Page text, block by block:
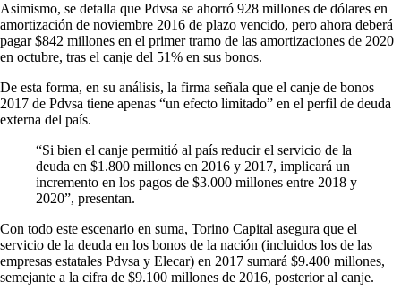
Asimismo, se detalla que Pdvsa se ahorró 928 millones de dólares en
amortización de noviembre 2016 de plazo vencido, pero ahora deberá
pagar $842 millones en el primer tramo de las amortizaciones de 2020
en octubre, tras el canje del 51% en sus bonos.
De esta forma, en su análisis, la firma señala que el canje de bonos
2017 de Pdvsa tiene apenas “un efecto limitado” en el perfil de deuda
externa del país.
“Si bien el canje permitió al país reducir el servicio de la
deuda en $1.800 millones en 2016 y 2017, implicará un
incremento en los pagos de $3.000 millones entre 2018 y
2020”, presentan.
Con todo este escenario en suma, Torino Capital asegura que el
servicio de la deuda en los bonos de la nación (incluidos los de las
empresas estatales Pdvsa y Elecar) en 2017 sumará $9.400 millones,
semejante a la cifra de $9.100 millones de 2016, posterior al canje.